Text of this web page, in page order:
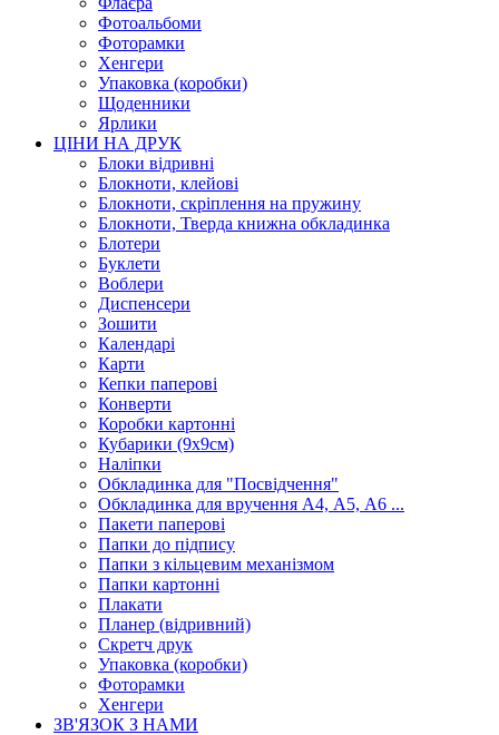
Фотоальбоми
Фоторамки
Хенгери
Упаковка (коробки)
Щоденники
Ярлики
ЦІНИ НА ДРУК
Блоки відривні
Блокноти, клейові
Блокноти, скріплення на пружину
Блокноти, Тверда книжна обкладинка
Блотери
Буклети
Воблери
Диспенсери
Зошити
Календарі
Карти
Кепки паперові
Конверти
Коробки картонні
Кубарики (9х9см)
Наліпки
Обкладинка для "Посвідчення"
Обкладинка для вручення А4, А5, А6 ...
Пакети паперові
Папки до підпису
Папки з кільцевим механізмом
Папки картонні
Плакати
Планер (відривний)
Скретч друк
Упаковка (коробки)
Фоторамки
Хенгери
ЗВ'ЯЗОК З НАМИ